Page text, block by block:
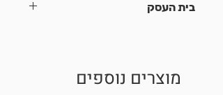
בית העסק
מוצרים נוספים